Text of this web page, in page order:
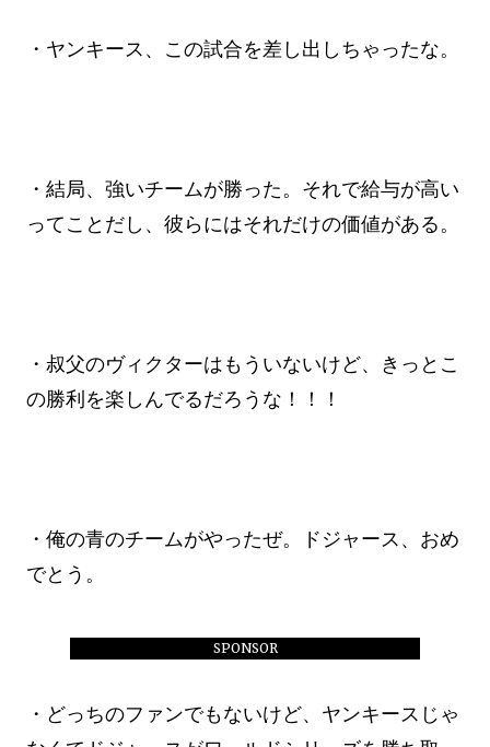
SPONSOR
・ヤンキース、この試合を差し出しちゃったな。
・結局、強いチームが勝った。それで給与が高い
ってことだし、彼らにはそれだけの価値がある。
・叔父のヴィクターはもういないけど、きっとこ
の勝利を楽しんでるだろうな！！！
・俺の青のチームがやったぜ。ドジャース、おめ
でとう。
・どっちのファンでもないけど、ヤンキースじゃ